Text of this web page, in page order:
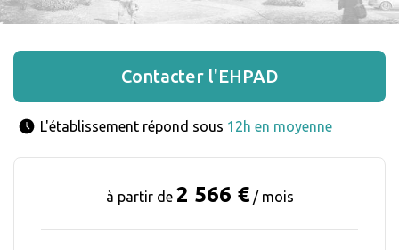
Contacter l'EHPAD
L'établissement répond sous 12h en moyenne
à partir de 2 566 €/ mois